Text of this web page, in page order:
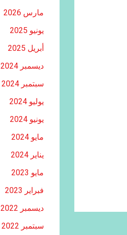
مارس 2026
يونيو 2025
أبريل 2025
ديسمبر 2024
سبتمبر 2024
يوليو 2024
يونيو 2024
مايو 2024
يناير 2024
مايو 2023
فبراير 2023
ديسمبر 2022
سبتمبر 2022